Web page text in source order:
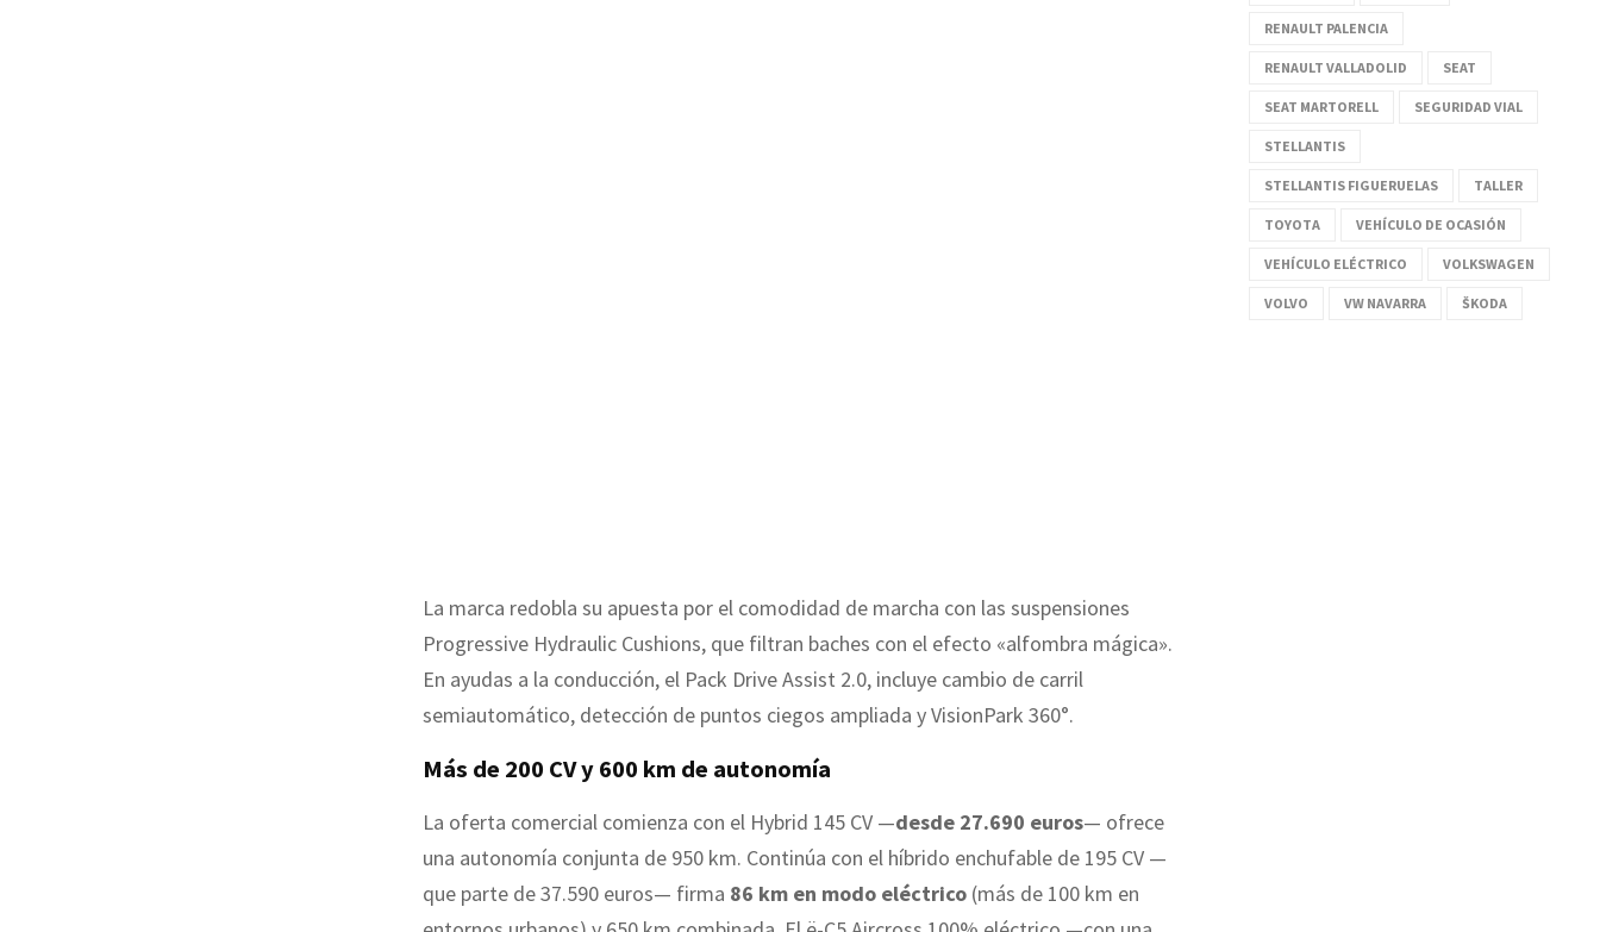
La marca redobla su apuesta por el comodidad de marcha con las suspensiones
Progressive Hydraulic Cushions, que filtran baches con el efecto «alfombra mágica».
En ayudas a la conducción, el Pack Drive Assist 2.0, incluye cambio de carril
semiautomático, detección de puntos ciegos ampliada y VisionPark 360°.
Más de 200 CV y 600 km de autonomía
La oferta comercial comienza con el Hybrid 145 CV —desde 27.690 euros— ofrece
una autonomía conjunta de 950 km. Continúa con el híbrido enchufable de 195 CV —
que parte de 37.590 euros— firma 86 km en modo eléctrico (más de 100 km en
RENAULT PALENCIA
RENAULT VALLADOLID SEAT
SEAT MARTORELL SEGURIDAD VIAL
STELLANTIS
STELLANTIS FIGUERUELAS TALLER
TOYOTA VEHÍCULO DE OCASIÓN
VEHÍCULO ELÉCTRICO VOLKSWAGEN
VOLVO VW NAVARRA ŠKODA